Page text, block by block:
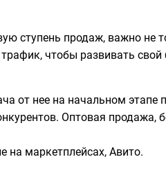
ступень продаж, важно не
чтобы развивать
от нее на начальном
Оптовая
на маркетплейсах, Авито.